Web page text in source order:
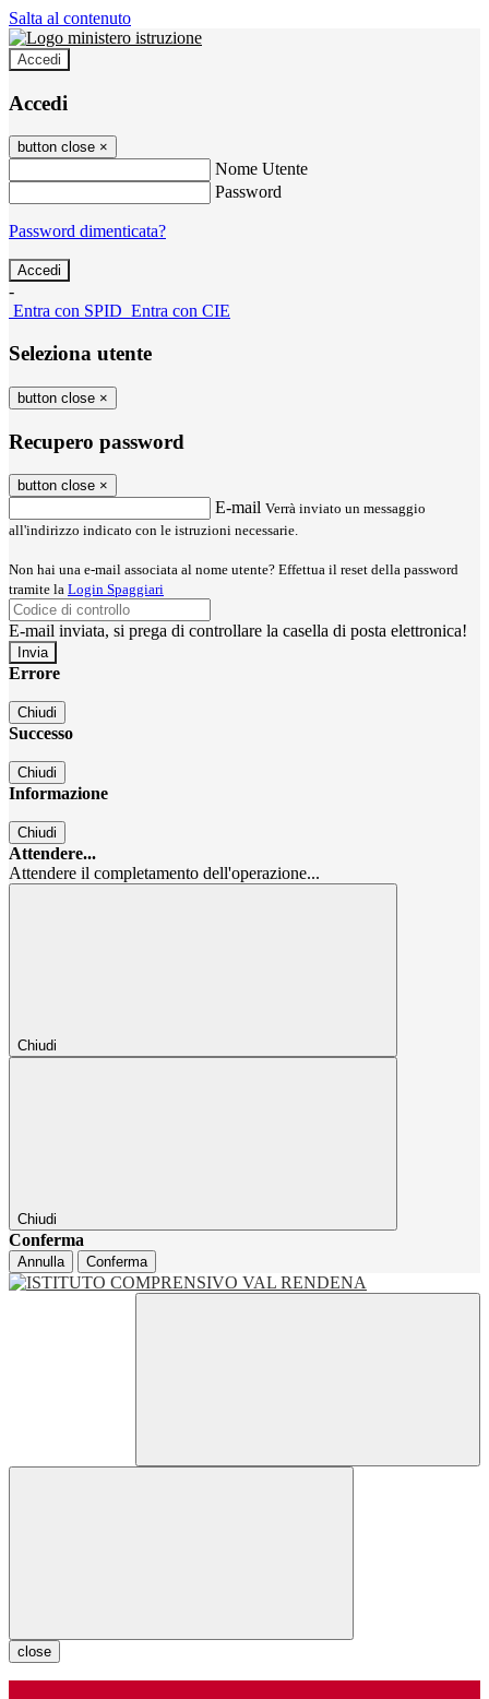
Salta al contenuto
Accedi
Accedi
button close ×
Nome Utente
Password
Password dimenticata?
-
Entra con SPID Entra con CIE
Seleziona utente
button close ×
Recupero password
button close ×
E-mail Verrà inviato un messaggio
all'indirizzo indicato con le istruzioni necessarie.
Non hai una e-mail associata al nome utente? Effettua il reset della password
tramite la Login Spaggiari
E-mail inviata, si prega di controllare la casella di posta elettronica!
Errore
Chiudi
Successo
Chiudi
Informazione
Chiudi
Attendere...
Attendere il completamento dell'operazione...
Chiudi
Chiudi
Conferma
Annulla Conferma
close